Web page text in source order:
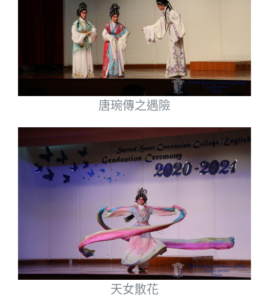
唐琬傳之遇險
天女散花